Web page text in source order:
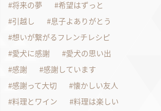
将来の夢
希望はずっと
引越し
息子よありがとう
想いが繋がるフレンチレシピ
愛犬に感謝
愛犬の思い出
感謝
感謝しています
感謝って大切
懐かしい友人
料理とワイン
料理は楽しい